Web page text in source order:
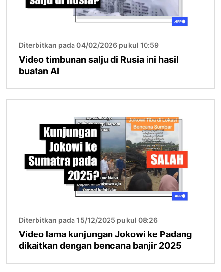
Diterbitkan pada 04/02/2026 pukul 10:59
Video timbunan salju di Rusia ini hasil
buatan AI
Diterbitkan pada 15/12/2025 pukul 08:26
Video lama kunjungan Jokowi ke Padang
dikaitkan dengan bencana banjir 2025